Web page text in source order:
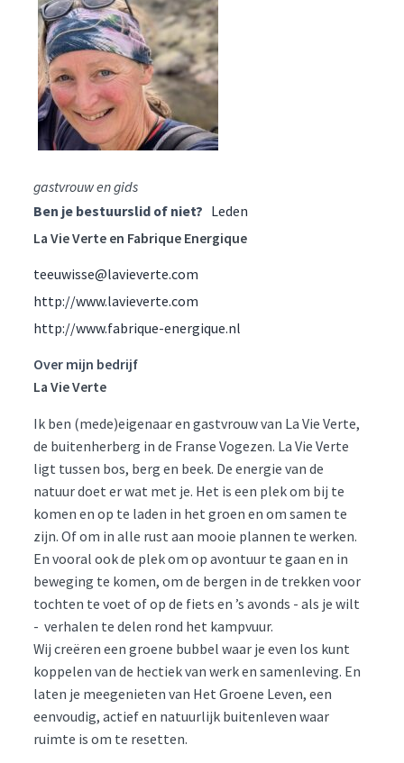
gastvrouw en gids
Ben je bestuurslid of niet? Leden
La Vie Verte en Fabrique Energique
teeuwisse@lavieverte.com
http://www.lavieverte.com
http://www.fabrique-energique.nl
Over mijn bedrijf
La Vie Verte
Ik ben (mede)eigenaar en gastvrouw van La Vie Verte,
de buitenherberg in de Franse Vogezen. La Vie Verte
ligt tussen bos, berg en beek. De energie van de
natuur doet er wat met je. Het is een plek om bij te
komen en op te laden in het groen en om samen te
zijn. Of om in alle rust aan mooie plannen te werken.
En vooral ook de plek om op avontuur te gaan en in
beweging te komen, om de bergen in de trekken voor
tochten te voet of op de fiets en ’s avonds - als je wilt
- verhalen te delen rond het kampvuur.
Wij creëren een groene bubbel waar je even los kunt
koppelen van de hectiek van werk en samenleving. En
laten je meegenieten van Het Groene Leven, een
eenvoudig, actief en natuurlijk buitenleven waar
ruimte is om te resetten.